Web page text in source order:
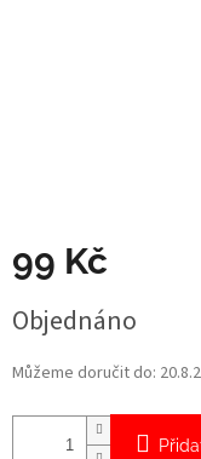
99 Kč
cena:
Objednáno
Můžeme doručit do: